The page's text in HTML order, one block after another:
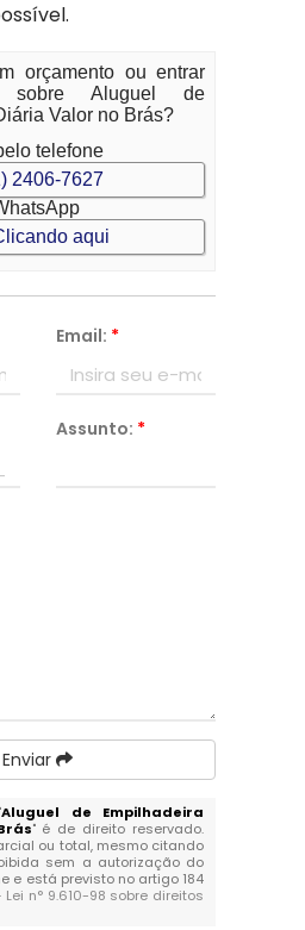
orçamento ou entrar
sobre Aluguel de
Valor no Brás?
telefone
2406-7627
aqui
Email: *
Assunto: *
Enviar
Aluguel de Empilhadeira
" é de direito reservado.
ou total, mesmo citando
sem a autorização do
e está previsto no artigo 184
Lei n° 9.610-98 sobre direitos